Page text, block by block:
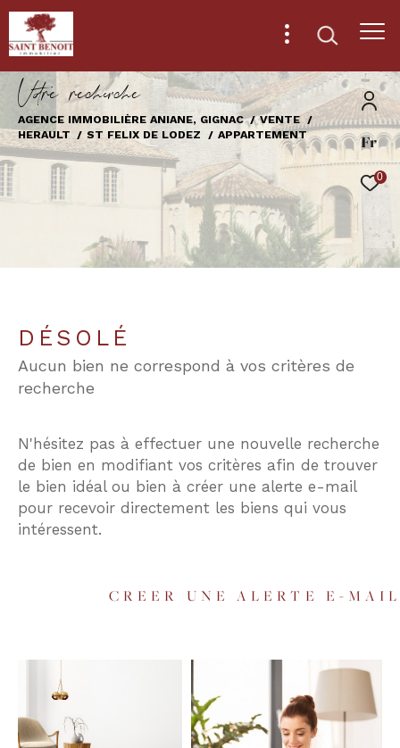
Fr
0
Vore recece
AGENCE IMMOBILIÈRE ANIANE, GIGNAC
VENTE
HERAULT
ST FELIX DE LODEZ APPARTEMENT
DÉSOLÉ
Aucun bien ne correspond à vos critères de
recherche
N'hésitez pas à effectuer une nouvelle recherche
de bien en modifiant vos critères afin de trouver
le bien idéal ou bien à créer une alerte e-mail
pour recevoir directement les biens qui vous
intéressent.
CREER UNE ALERTE E-
Effectuer une recherche
et trouver le bien qui correspond à vos
critères
d'offre
Vente
de
bien
Type de bien
Ville
Budget
Budget
Surface
Surface
AFFINER LES CRITÈRES
TERRASSE PARKING PISCINE